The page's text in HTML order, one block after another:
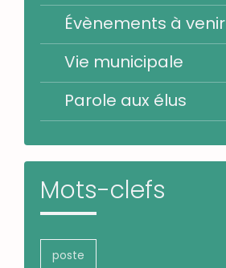
Évènements à venir
Vie municipale
Parole aux élus
Mots-clefs
poste